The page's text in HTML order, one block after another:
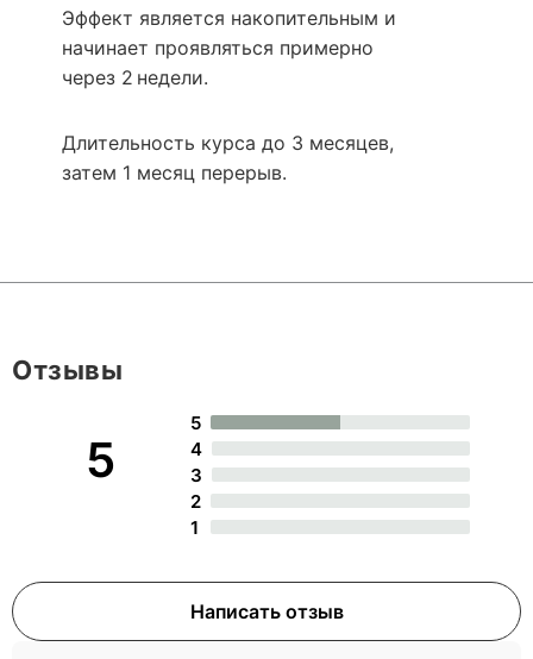
Эффект является накопительным и
начинает проявляться примерно
через 2 недели.
Длительность курса до 3 месяцев,
затем 1 месяц перерыв.
5
5
4
3
2
1
Написать отзыв
Отзывы